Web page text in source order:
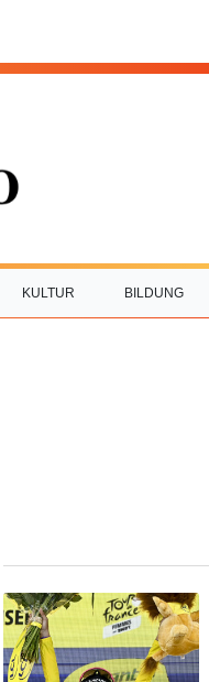
KULTUR BILDUNG